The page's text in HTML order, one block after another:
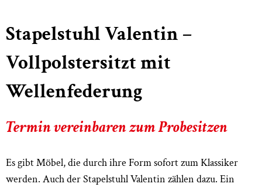
Stapelstuhl Valentin –
Vollpolstersitzt mit
Wellenfederung
Termin vereinbaren zum Probesitzen
Es gibt Möbel, die durch ihre Form sofort zum Klassiker
werden. Auch der Stapelstuhl Valentin zählen dazu. Ein